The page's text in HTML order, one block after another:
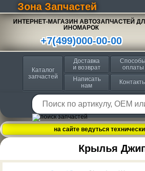
Зона Запчастей
ИНТЕРНЕТ-МАГАЗИН АВТОЗАПЧАСТЕЙ
ИНОМАРОК
+7(499)000-00-00
Каталог
запчастей
Доставка
и возврат
Способы
оплаты
Написать
нам
на сайте ведуться
Крылья